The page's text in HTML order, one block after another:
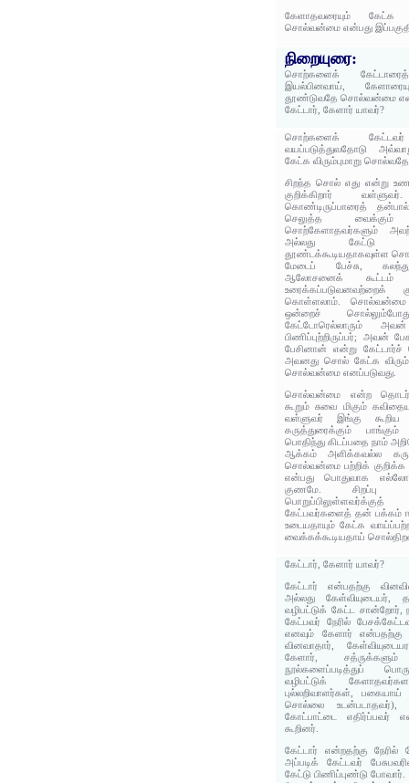
கேளாதவரையும்
சொல்வன்மை என்பது
நிறையுரை:
சொற்களைக்
இயல்பினவாய்,
தூண்டுவதே சொல்வன்மை
கேட்டார், கேளார் யாவர்?
சொற்களைக்
வயப்படுத்துவதோடு
கேட்க விரும்புமாறு
சிறந்த சொல் எது என்று
குறிக்கிறார்
கொண்டிருப்பாரைத்
செலுத்த
சொற்கேளாதவர்களும்
அல்லது கேட்டு
தூண்டக்கூடியதாகவுள்ள
மேடைப் பேச்சு,
ஆலோசனைக் கூட்டம்
உரைக்கப்படுவனவற்றைக்
கொள்ளலாம். சொல்வன்மை
ஒன்றைச்
கேட்டோரெல்லாரும்
பிணிப்புற்றிருப்பர்; அவன்
பேசினான் என்று
அவனது சொல் கேட்க
சொல்வன்மை எனப்படுவது.
சொல்வன்மை என்ற
கூறும் சுவை மிகும்
வள்ளுவர் இங்கு கூறிய
கருத்துரைக்கும்
பொதிந்து கிடப்பதை நாம்
ஆக்கம் அளிக்கவல்ல
சொல்வன்மை பற்றிக்
என்பது பொதுவாக
குணமே. சிறப்பு
கேட்பவர்களைத் தன் பக்கம்
உடையதாயும் கேட்க
வைக்கக்கூடியதாய்
கேட்டார், கேளார் யாவர்?
கேட்டார் என்பதற்கு
அல்லது கேள்வியுடையர்,
வழிபட்டுக் கேட்ட
கேட்பவர் நேரில்
எனவும் கேளார் என்பதற்கு
வினவாதார்,
கேளார்,
நூல்களைப்படித்துப்
வழிபட்டுக்
புல்லறிவாளர்கள்,
சொல்லை உடன்படாதவர்),
கோட்பாட்டை எதிர்ப்பவர்
கூறினர்.
கேட்டார் என்றதற்கு
அப்படிக் கேட்டவர்
கேட்டு பிணிப்புண்டு போவார்.